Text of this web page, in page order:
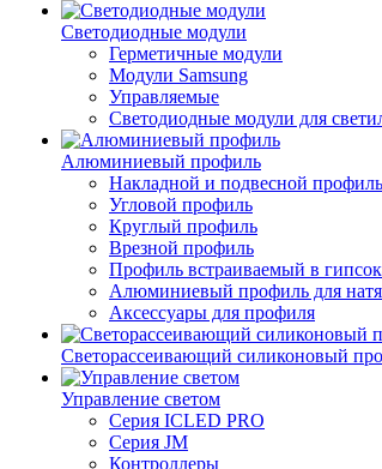
Светодиодные модули
Герметичные модули
Модули Samsung
Управляемые
Светодиодные модули для
Алюминиевый профиль
Накладной и подвесной профиль
Угловой профиль
Круглый профиль
Врезной профиль
Профиль встраиваемый в
Алюминиевый профиль для
Аксессуары для профиля
Светорассеивающий силиконовый
Управление светом
Серия ICLED PRO
Серия JM
Контроллеры